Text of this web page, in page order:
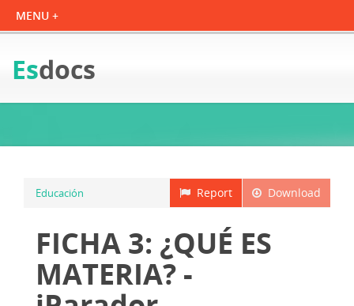
Esdocs
Download
Report
Educación
FICHA 3: ¿QUÉ ES
MATERIA? -